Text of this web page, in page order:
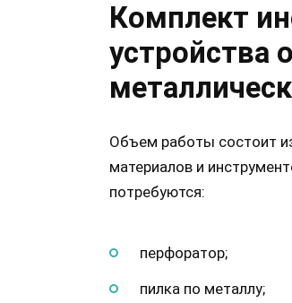
Комплект
устройства
Объем работы состоит
материалов и
потребуются:
перфоратор;
пилка по металлу;